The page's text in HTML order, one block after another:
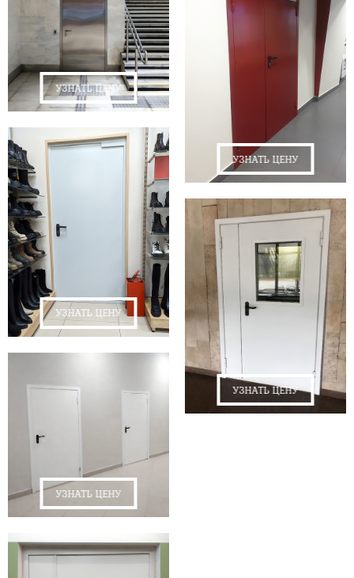
УЗНАТЬ ЦЕНУ
УЗНАТЬ ЦЕНУ
УЗНАТЬ ЦЕНУ
УЗНАТЬ ЦЕНУ
УЗНАТЬ ЦЕНУ